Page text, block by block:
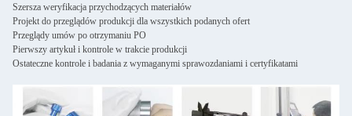
Szersza weryfikacja przychodzących materiałów
Projekt do przeglądów produkcji dla wszystkich podanych ofert
Przeglądy umów po otrzymaniu PO
Pierwszy artykuł i kontrole w trakcie produkcji
Ostateczne kontrole i badania z wymaganymi sprawozdaniami i certyfikatami